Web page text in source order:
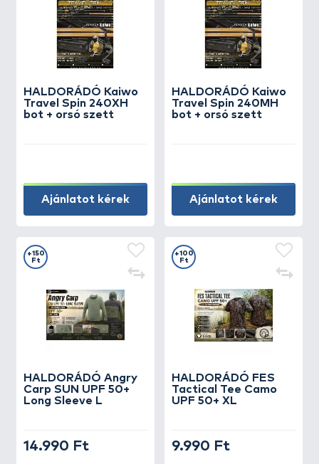
HALDORÁDÓ Kaiwo
Travel Spin 240XH
bot + orsó szett
Ajánlatot kérek
HALDORÁDÓ Kaiwo
Travel Spin 240MH
bot + orsó szett
Ajánlatot kérek
HALDORÁDÓ Angry
Carp SUN UPF 50+
Long Sleeve L
+150
Ft
14.990 Ft
HALDORÁDÓ FES
Tactical Tee Camo
UPF 50+ XL
+100
Ft
9.990 Ft